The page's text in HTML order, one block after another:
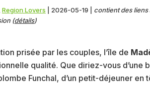
Region Lovers 2026-05-19
contient des
(détails)
prisée par les couples, l’île de
qualité. Que diriez-vous d’une
Funchal, d’un petit-déjeuner